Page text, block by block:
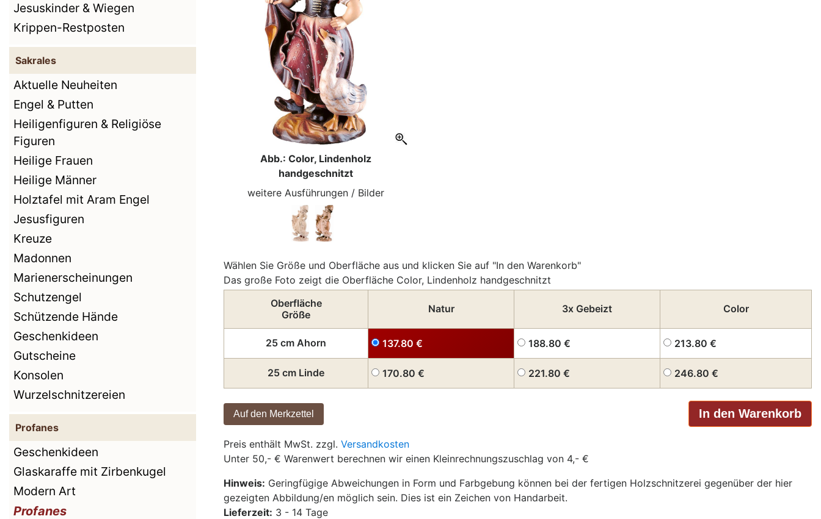
Jesuskinder & Wiegen
Krippen-Restposten
Sakrales
Aktuelle Neuheiten
Engel & Putten
Heiligenfiguren & Religiöse
Figuren
Heilige Frauen
Heilige Männer
Holztafel mit Aram Engel
Jesusfiguren
Kreuze
Madonnen
Marienerscheinungen
Schutzengel
Schützende Hände
Geschenkideen
Gutscheine
Konsolen
Wurzelschnitzereien
Profanes
Geschenkideen
Glaskaraffe mit Zirbenkugel
Modern Art
Profanes
Abb.: Color, Lindenholz
handgeschnitzt
weitere Ausführungen / Bilder
Wählen Sie Größe und Oberfläche aus und klicken Sie auf "In den Warenkorb"
Das große Foto zeigt die Oberfläche Color, Lindenholz handgeschnitzt
Oberfläche
Größe
Natur 3x Gebeizt Color
25 cm Ahorn 137.80 € 188.80 € 213.80 €
25 cm Linde 170.80 € 221.80 € 246.80 €
Preis enthält MwSt. zzgl. Versandkosten
Unter 50,- € Warenwert berechnen wir einen Kleinrechnungszuschlag von 4,- €
Hinweis: Geringfügige Abweichungen in Form und Farbgebung können bei der fertigen Holzschnitzerei gegenüber der hier
gezeigten Abbildung/en möglich sein. Dies ist ein Zeichen von Handarbeit.
Lieferzeit: 3 - 14 Tage